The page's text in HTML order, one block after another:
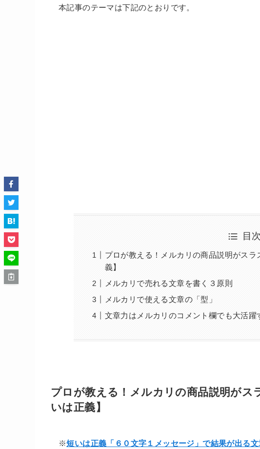
本記事のテーマは下記のとおりです。
目次
プロが教える！メルカリの商品説明がス
義】
メルカリで売れる文章を書く３原則
メルカリで使える文章の「型」
文章力はメルカリのコメント欄でも大活躍
プロが教える！メルカリの商品説明がス
いは正義】
※短いは正義「６０文字１メッセージ」で結果が出る文